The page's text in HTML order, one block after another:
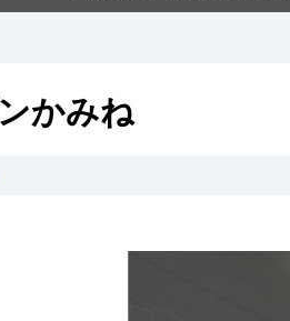
かみね